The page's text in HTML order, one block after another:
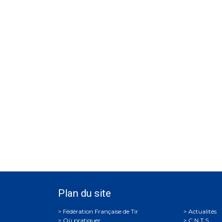
Plan du site
Où pratiquer
Actualités
C.N.T.S.